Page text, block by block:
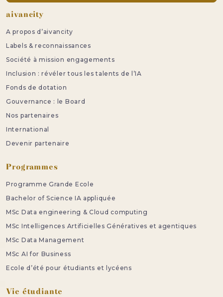
Pied de page
aivancity
A propos d’aivancity
Labels & reconnaissances
Société à mission engagements
Inclusion : révéler tous les talents de l’IA
Fonds de dotation
Gouvernance : le Board
Nos partenaires
International
Devenir partenaire
Programmes
Programme Grande Ecole
Bachelor of Science IA appliquée
MSc Data engineering & Cloud computing
MSc Intelligences Artificielles Génératives et agentiques
MSc Data Management
MSc AI for Business
Ecole d’été pour étudiants et lycéens
Vie étudiante